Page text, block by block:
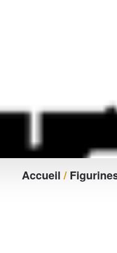
Accueil /